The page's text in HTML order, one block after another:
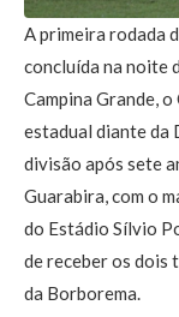
A primeira rodada
concluída na noite
Campina Grande,
estadual diante da
divisão após sete
Guarabira, com o
do Estádio Sílvio
de receber os dois
da Borborema.